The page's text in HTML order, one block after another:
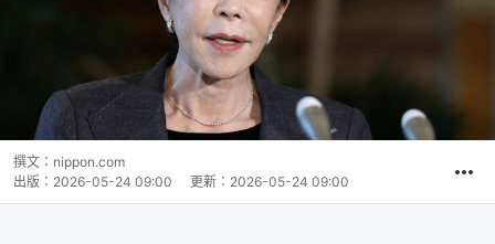
撰文： nippon.com
出版： 2026-05-24 09:00 更新： 2026-05-24 09:00